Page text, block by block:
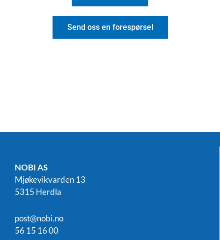
Send oss en forespørsel
NOBI AS
Mjøkevikvarden 13
5315 Herdla
post@nobi.no
56 15 16 00